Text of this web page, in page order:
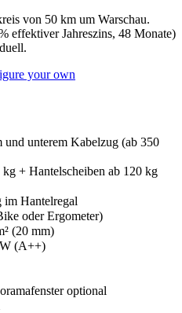
von 50 km um Warschau.
effektiver Jahreszins, 48 Monate)
your own
und unterem Kabelzug (ab 350
+ Hantelscheiben ab 120 kg
im Hantelregal
oder Ergometer)
(20 mm)
(A++)
optional